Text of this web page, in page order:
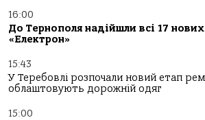
16:00
До Тернополя надійшли всі 17
«Електрон»
15:43
У Теребовлі розпочали новий етап
облаштовують дорожній одяг
15:00